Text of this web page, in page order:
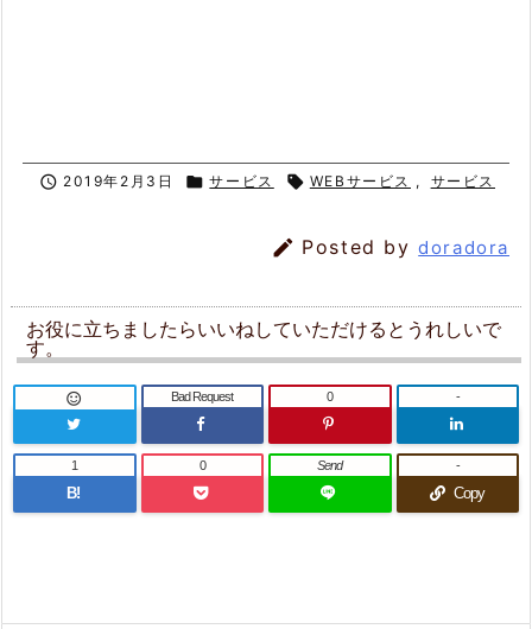
 2019年2月3日  サービス  WEBサービス , サービス
 Posted bydoradora
お役に立ちましたらいいねしていただけるとうれしいで
す。
 Bad Request 0 -
B!
1 0 Send
Copy
-